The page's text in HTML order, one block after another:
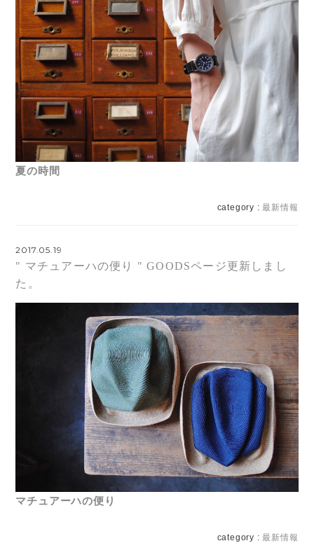
夏の時間
category :最新情報
2017.05.19
" マチュアーハの便り " GOODSページ更新しまし
た。
マチュアーハの便り
category :最新情報